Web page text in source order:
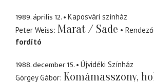
1989. április 12.
Kaposvári színház
Peter Weiss Marat / Sade Rendező
fordító
1988. december 15.
Újvidéki Színház
Görgey Gábor Komámasszony,